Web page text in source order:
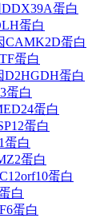
蛋白
蛋白
CAMK2D蛋白
蛋白
D2HGDH蛋白
蛋白
蛋白
蛋白
蛋白
蛋白
蛋白
白
蛋白